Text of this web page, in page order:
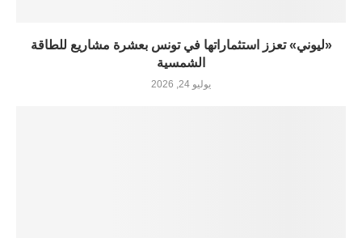
«ليوني» تعزز استثماراتها في تونس بعشرة مشاريع للطاقة
الشمسية
يوليو 24, 2026